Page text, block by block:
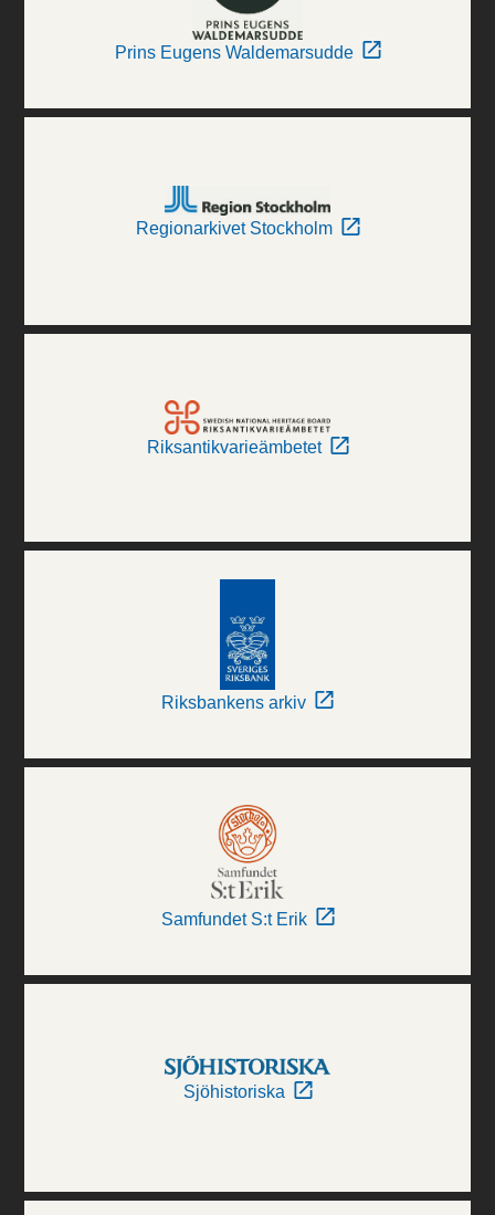
Prins Eugens Waldemarsudde
Regionarkivet Stockholm
Riksantikvarieämbetet
Riksbankens arkiv
Samfundet S:t Erik
Sjöhistoriska